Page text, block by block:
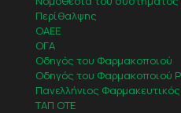
Περίθαλψης
ΟΑΕΕ
ΟΓΑ
Οδηγός του Φαρμακοποιού
Οδηγός του Φαρμακοποιού
Πανελλήνιος
ΤΑΠ ΟΤΕ